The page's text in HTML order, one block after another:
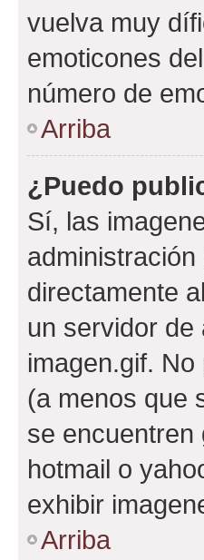
vuelva muy
emoticones
número de
Arriba
¿Puedo
Sí, las
directamente
un servidor de
imagen.gif.
(a menos que
se encuentren
hotmail o
exhibir
Arriba